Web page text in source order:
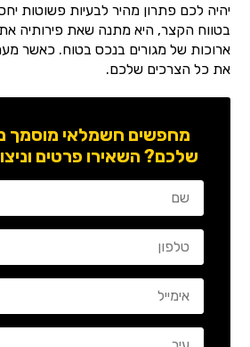
יהיה לכם פתרון מהיר לבעיות פשוטות
בטווח הקצר, היא מתנה שאת פירותיה
ארוכות של מגורים בנכס בטוח. כאשר
את כל הצרכים שלכם.
מחפשים חשמלאי מוסמך
שלכם? השאירו פרטים